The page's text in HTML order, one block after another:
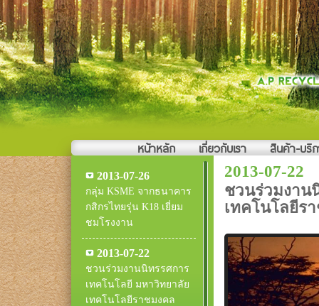
หน้าหลัก เกี่ยวกับเรา สินค้า-บริ
2013-07-26
กลุ่ม KSME จากธนาคาร
กสิกรไทยรุ่น K18 เยี่ยม
ชมโรงงาน
2013-07-22
ชวนร่วมงานนิทรรศการ
เทคโนโลยี มหาวิทยาลัย
เทคโนโลยีราชมงคล
2013-07-22
ชวนร่วมงาน
เทคโนโลยีร